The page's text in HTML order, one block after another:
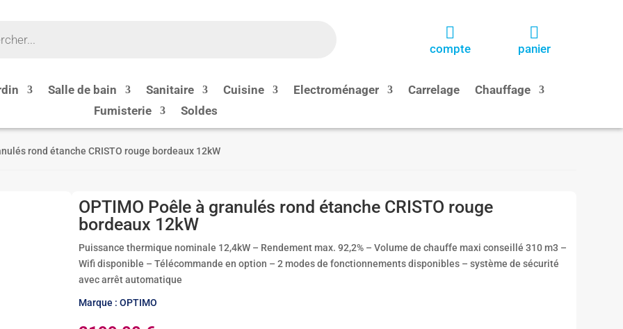

compte

panier
Salle de bain Sanitaire Cuisine Electroménager Carrelage
Chauffage
Fumisterie
Soldes
rond étanche CRISTO rouge bordeaux 12kW
OPTIMO Poêle à granulés rond étanche CRISTO rouge
bordeaux 12kW
Puissance thermique nominale 12,4kW – Rendement max. 92,2% – Volume de chauffe maxi conseillé 310 m3 –
Wifi disponible – Télécommande en option – 2 modes de fonctionnements disponibles – système de sécurité
avec arrêt automatique
Marque : OPTIMO